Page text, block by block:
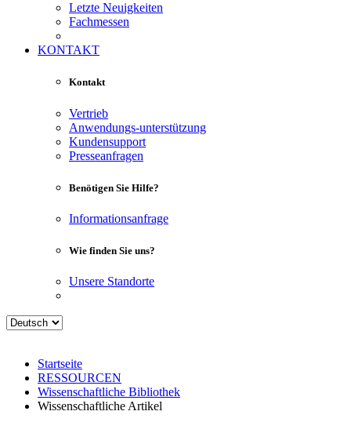
Letzte Neuigkeiten
Fachmessen
KONTAKT
Kontakt
Vertrieb
Anwendungs-unterstützung
Kundensupport
Presseanfragen
Benötigen Sie Hilfe?
Informationsanfrage
Wie finden Sie uns?
Unsere Standorte
Startseite
RESSOURCEN
Wissenschaftliche Bibliothek
Wissenschaftliche Artikel